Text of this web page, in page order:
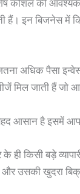
कौशल की
हैं। इन बिजनेस में
अधिक पैसा
जाती हैं जो
आसान है इसमें
ही किसी बड़े
उसकी खुदरा